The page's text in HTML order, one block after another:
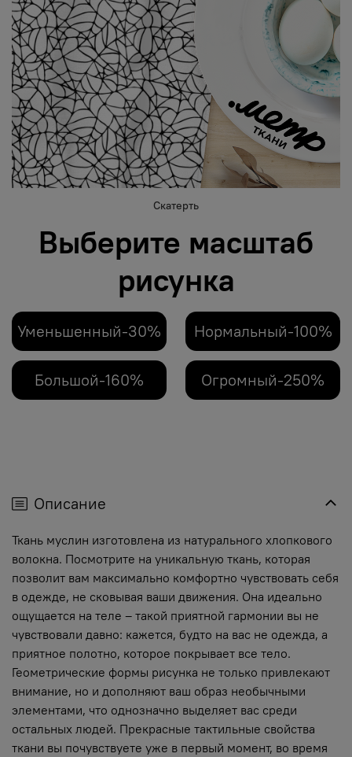
Скатерть
Выберите масштаб
рисунка
Уменьшенный-30% Нормальный-100%
Большой-160% Огромный-250%
Описание
Ткань муслин изготовлена из натурального хлопкового
волокна. Посмотрите на уникальную ткань, которая
позволит вам максимально комфортно чувствовать себя
в одежде, не сковывая ваши движения. Она идеально
ощущается на теле – такой приятной гармонии вы не
чувствовали давно: кажется, будто на вас не одежда, а
приятное полотно, которое покрывает все тело.
Геометрические формы рисунка не только привлекают
внимание, но и дополняют ваш образ необычными
элементами, что однозначно выделяет вас среди
остальных людей. Прекрасные тактильные свойства
ткани вы почувствуете уже в первый момент, во время